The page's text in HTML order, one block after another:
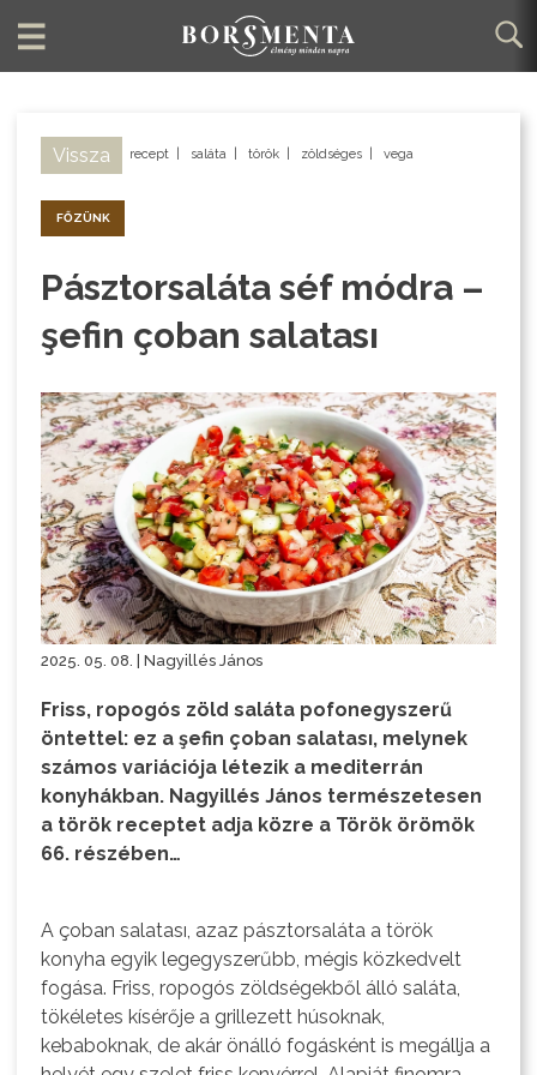
Vissza recept saláta török zöldséges vega
FŐZÜNK
Pásztorsaláta séf módra –
şefin çoban salatası
2025. 05. 08. | Nagyillés János
Friss, ropogós zöld saláta pofonegyszerű
öntettel: ez a şefin çoban salatası, melynek
számos variációja létezik a mediterrán
konyhákban. Nagyillés János természetesen
a török receptet adja közre a Török örömök
66. részében…
A çoban salatası, azaz pásztorsaláta a török
konyha egyik legegyszerűbb, mégis közkedvelt
fogása. Friss, ropogós zöldségekből álló saláta,
tökéletes kísérője a grillezett húsoknak,
kebaboknak, de akár önálló fogásként is megállja a